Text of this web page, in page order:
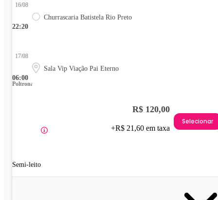
22:20
16/08
Churrascaria Batistela Rio Preto
06:00
17/08
Sala Vip Viação Pai Eterno
Poltrona
Semi-leito
R$ 120,00
+R$ 21,60 em taxa
Selecionar